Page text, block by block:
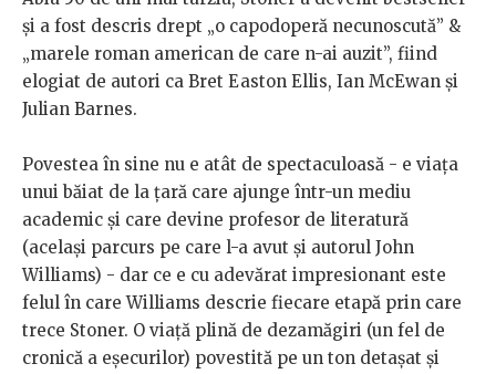
și a fost descris drept „o capodoperă necunoscută” &
„marele roman american de care n-ai auzit”, fiind
elogiat de autori ca Bret Easton Ellis, Ian McEwan și
Julian Barnes.
Povestea în sine nu e atât de spectaculoasă - e viața
unui băiat de la țară care ajunge într-un mediu
academic și care devine profesor de literatură
(același parcurs pe care l-a avut și autorul John
Williams) - dar ce e cu adevărat impresionant este
felul în care Williams descrie fiecare etapă prin care
trece Stoner. O viață plină de dezamăgiri (un fel de
cronică a eșecurilor) povestită pe un ton detașat și